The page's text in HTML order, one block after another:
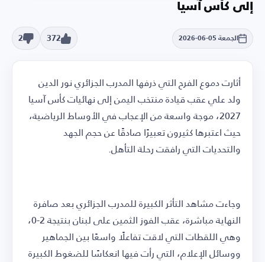
إلى كأس آسيا
الجمعة 05-06-2026 372
2
أثارت دموع الفرح التي ذرفها المدرب الجزائري نور الدين
ولد علي عقب قيادة منتخب اليمن إلى نهائيات كأس آسيا
2027، موجة واسعة من الإعجاب في الأوساط الرياضية،
حيث اعتبرها كثيرون تعبيرًا صادقًا عن حجم الجهد
والتحديات التي رافقت رحلة التأهل.
وجاءت مشاهد التأثر الكبيرة للمدرب الجزائري بعد صافرة
النهاية مباشرة، عقب الفوز الثمين على لبنان بنتيجة 2-0،
وهي اللقطات التي لاقت تفاعلًا واسعًا بين الجماهير
ووسائل الإعلام، التي رأت فيها انعكاسًا للضغوط الكبيرة